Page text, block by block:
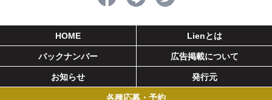
HOME Lienとは
バックナンバー 広告掲載について
お知らせ 発行元
各種応募・予約